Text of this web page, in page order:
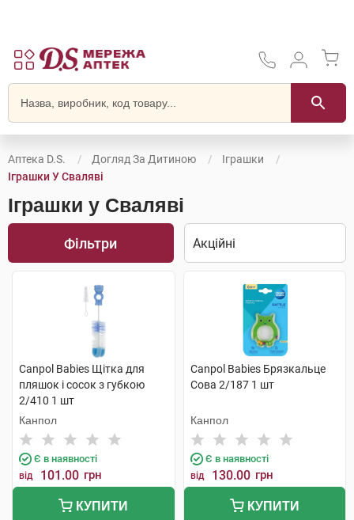
Аптека D.S. Догляд За Дитиною
Іграшки
Іграшки У Сваляві
Іграшки у Сваляві
Фільтри
Canpol Babies Щітка для
пляшок і сосок з губкою
2/410 1 шт
Канпол
Є в наявності
від 101.00 грн
КУПИТИ
Canpol Babies Брязкальце
Сова 2/187 1 шт
Канпол
Є в наявності
від 130.00 грн
КУПИТИ